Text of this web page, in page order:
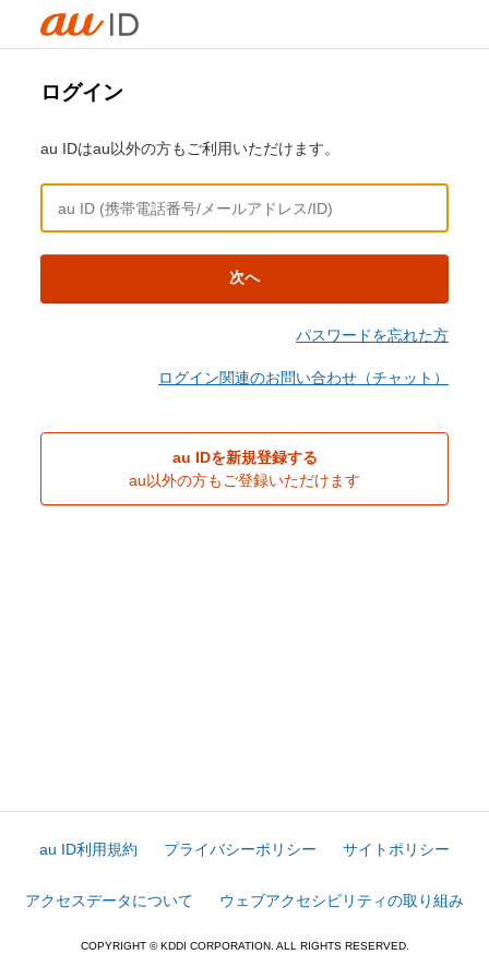
ログイン
au IDはau以外の方もご利用いただけます。
次へ
パスワードを忘れた方
ログイン関連のお問い合わせ（チャット）
au IDを新規登録する
au以外の方もご登録いただけます
au ID利用規約 プライバシーポリシー サイトポリシー
アクセスデータについて ウェブアクセシビリティの取り組み
COPYRIGHT © KDDI CORPORATION. ALL RIGHTS RESERVED.